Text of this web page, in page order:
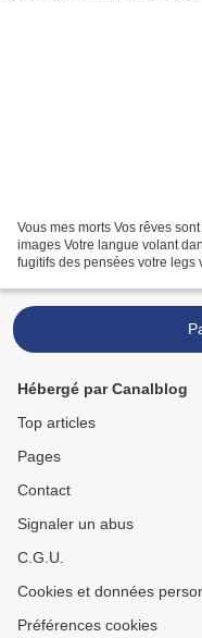
Vous mes morts Vos rêves
images Votre langue volant
fugitifs des pensées votre legs
Hébergé par Canalblog
Top articles
Pages
Contact
Signaler un abus
C.G.U.
Cookies et données
Préférences cookies